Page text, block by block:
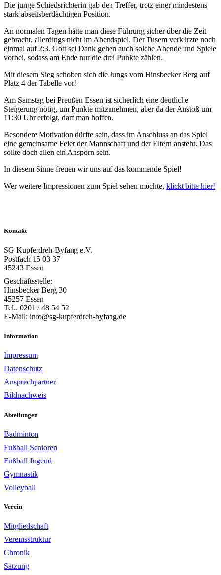
Die junge Schiedsrichterin gab den Treffer, trotz einer mindestens
stark abseitsberdächtigen Position.
An normalen Tagen hätte man diese Führung sicher über die Zeit
gebracht, allerdings nicht im Abendspiel. Der Tusem verkürzte noch
einmal auf 2:3. Gott sei Dank gehen auch solche Abende und Spiele
vorbei, sodass am Ende nur die drei Punkte zählen.
Mit diesem Sieg schoben sich die Jungs vom Hinsbecker Berg auf
Platz 4 der Tabelle vor!
Am Samstag bei Preußen Essen ist sicherlich eine deutliche
Steigerung nötig, um Punkte mitzunehmen, aber da der Anstoß um
11:30 Uhr erfolgt, darf man hoffen.
Besondere Motivation dürfte sein, dass im Anschluss an das Spiel
eine gemeinsame Feier der Mannschaft und der Eltern ansteht. Das
sollte doch allen ein Ansporn sein.
In diesem Sinne freuen wir uns auf das kommende Spiel!
Wer weitere Impressionen zum Spiel sehen möchte, klickt bitte hier!
Kontakt
SG Kupferdreh-Byfang e.V.
Postfach 15 03 37
45243 Essen
Geschäftsstelle:
Hinsbecker Berg 30
45257 Essen
Tel.: 0201 / 48 54 52
E-Mail: info@sg-kupferdreh-byfang.de
Information
Impressum
Datenschutz
Ansprechpartner
Bildnachweis
Abteilungen
Badminton
Fußball Senioren
Fußball Jugend
Gymnastik
Volleyball
Verein
Mitgliedschaft
Vereinsstruktur
Chronik
Satzung